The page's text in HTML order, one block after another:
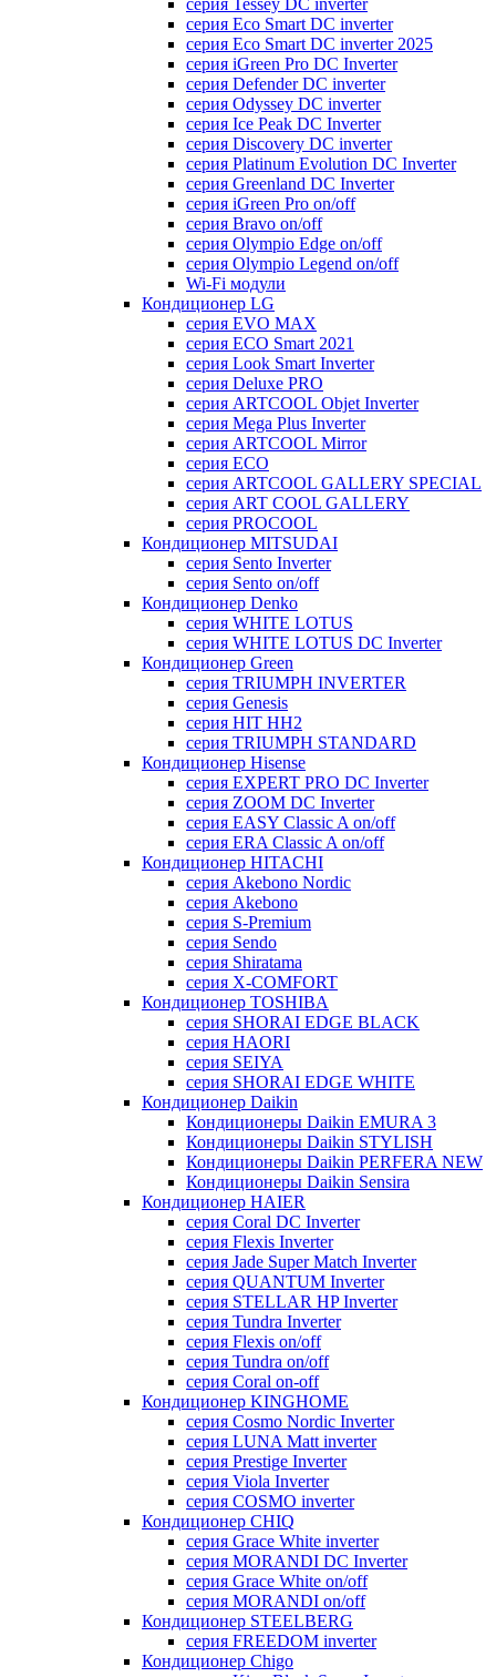
серия Tessey DC inverter
серия Eco Smart DC inverter
серия Eco Smart DC inverter 2025
серия iGreen Pro DC Inverter
серия Defender DC inverter
серия Odyssey DC inverter
серия Ice Peak DС Inverter
cерия Discovery DC inverter
серия Platinum Evolution DC Inverter
серия Greenland DC Inverter
серия iGreen Pro on/off
серия Bravo on/off
серия Olympio Edge on/off
серия Olympio Legend on/off
Wi-Fi модули
Кондиционер LG
серия EVO MAX
серия ECO Smart 2021
серия Look Smart Inverter
серия Deluxe PRO
серия ARTCOOL Objet Inverter
серия Mega Plus Inverter
серия ARTCOOL Mirror
серия ECO
серия ARTCOOL GALLERY SPECIAL
серия ART COOL GALLERY
серия PROCOOL
Кондиционер MITSUDAI
серия Sento Inverter
серия Sento on/off
Кондиционер Denko
серия WHITE LOTUS
серия WHITE LOTUS DC Inverter
Кондиционер Green
серия TRIUMPH INVERTER
серия Genesis
серия HIT HH2
серия TRIUMPH STANDARD
Кондиционер Hisense
серия EXPERT PRO DC Inverter
серия ZOOM DC Inverter
серия EASY Classic A on/off
серия ERA Classic A on/off
Кондиционер HITACHI
cерия Akebono Nordic
серия Akebono
серия S-Premium
серия Sendo
серия Shiratama
серия X-COMFORT
Кондиционер TOSHIBA
серия SHORAI EDGE BLACK
серия HAORI
серия SEIYA
серия SHORAI EDGE WHITE
Кондиционер Daikin
Кондиционеры Daikin EMURA 3
Кондиционеры Daikin STYLISH
Кондиционеры Daikin PERFERA NEW
Кондиционеры Daikin Sensira
Кондиционер HAIER
серия Coral DC Inverter
серия Flexis Inverter
серия Jade Super Match Inverter
серия QUANTUM Inverter
серия STELLAR HP Inverter
серия Tundra Inverter
серия Flexis on/off
серия Tundra on/off
серия Coral on-off
Кондиционер KINGHOME
серия Cosmo Nordic Inverter
серия LUNA Matt inverter
серия Prestige Inverter
серия Viola Inverter
серия COSMO inverter
Кондиционер CHIQ
серия Grace White inverter
серия MORANDI DC Inverter
серия Grace White on/off
серия MORANDI on/off
Кондиционер STEELBERG
серия FREEDOM inverter
Кондиционер Chigo